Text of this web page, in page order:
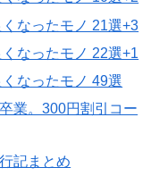
なったモノ 21選+3
なったモノ 22選+1
なったモノ 49選
業。300円割引コー
記まとめ